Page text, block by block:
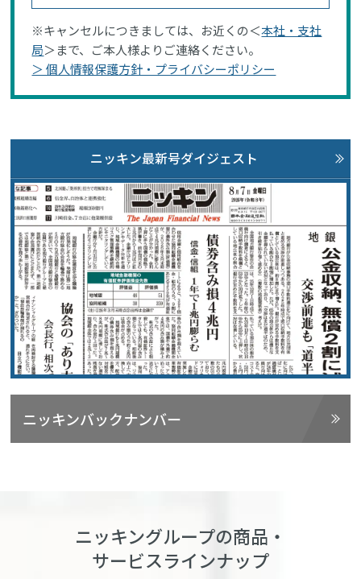
※キャンセルにつきましては、お近くの＜本社・支社
局＞まで、ご本人様よりご連絡ください。
＞ 個人情報保護方針・プライバシーポリシー
ニッキン最新号ダイジェスト
ニッキンバックナンバー
ニッキングループの商品・
サービスラインナップ